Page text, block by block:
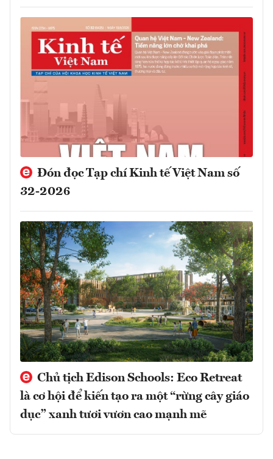
Đón đọc Tạp chí Kinh tế Việt Nam số
32-2026
Chủ tịch Edison Schools: Eco Retreat
là cơ hội để kiến tạo ra một “rừng cây giáo
dục” xanh tươi vươn cao mạnh mẽ